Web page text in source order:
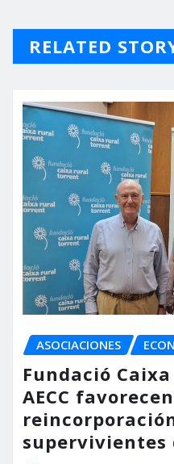
RELATED
ASOCIACIONES
Fundació
AECC
supervivientes